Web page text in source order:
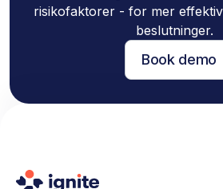
risikofaktorer - for mer
beslutninger.
Book demo